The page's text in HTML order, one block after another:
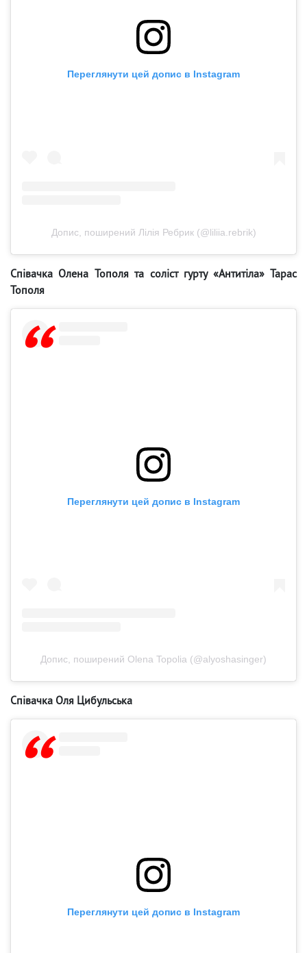
Переглянути цей допис в Instagram
Допис, поширений Лілія Ребрик (@liliia.rebrik)
Співачка Олена Тополя та соліст гурту «Антитіла» Тарас
Тополя
Переглянути цей допис в Instagram
Допис, поширений Olena Topolia (@alyoshasinger)
Співачка Оля Цибульська
Переглянути цей допис в Instagram